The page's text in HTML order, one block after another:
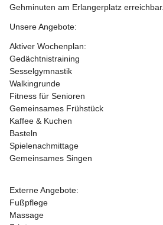
Gehminuten am Erlangerplatz erreichbar.
Unsere Angebote:
Aktiver Wochenplan:
Gedächtnistraining
Sesselgymnastik
Walkingrunde
Fitness für Senioren
Gemeinsames Frühstück
Kaffee & Kuchen
Basteln
Spielenachmittage
Gemeinsames Singen
Externe Angebote:
Fußpflege
Massage